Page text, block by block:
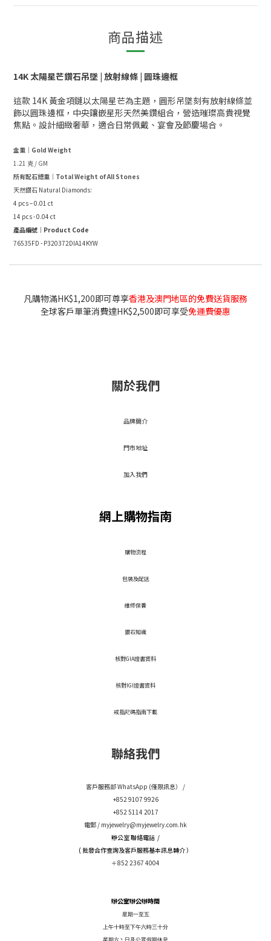
商品描述
14K 太陽星芒鑽石吊墜 | 放射線條 | 圓珠邊框
這款 14K 黃金項鏈以太陽星芒為主題，圓形吊墜刻有放射線條並
飾以圓珠邊框，中央鑲嵌星形天然美鑽組合，營造璀璨高貴視覺
焦點。設計細緻奢華，適合日常佩戴、宴會及節慶場合。
金重｜Gold Weight
1.21 克 / GM
所有配石總重｜Total Weight of All Stones
天然鑽石 Natural Diamonds:
4 pcs – 0.01 ct
14 pcs - 0.04 ct
產品編號｜Product Code
76535FD - P320372DIA14KYW
凡購物滿HK$1,200即可尊享香港及澳門地區的免費送貨服務
全球客戶單筆消費達HK$2,500即可享受免運費優惠
關於我們
品牌簡介
門市地址
加入我們
網上購物指南
​購物流程
包裝及配送
維修保養
鑽石知識
核對GIA證書資料
核對IGI證書資料
戒指尺碼指南下載
聯絡我們
客戶服務部 WhatsApp (僅限訊息） /
+852 9107 9926
+852 5114 2017
電郵 / myjewelry@myjewelry.com.hk
辦公室 聯絡電話 /
( 批發合作查詢及客戶服務基本訊息轉介 ）
＋852 2367 4004
辦公室辦公辦時間
星期一至五
上午十時至下午六時三十分